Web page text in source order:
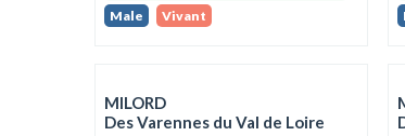
Male
Vivant
MILORD
Des Varennes du Val de Loire